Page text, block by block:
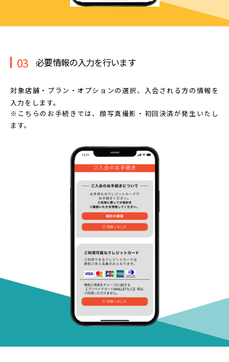
03 必要情報の入力を行います
対象店舗・プラン・オプションの選択、 入会される方の情報を
入力をします。
※こちらのお手続きでは、顔写真撮影・初回決済が発生いたし
ます。